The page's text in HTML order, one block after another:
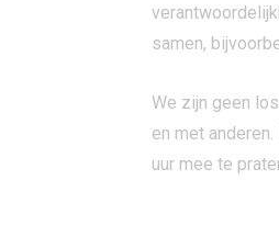
samen,
We zijn geen
en met
uur mee te